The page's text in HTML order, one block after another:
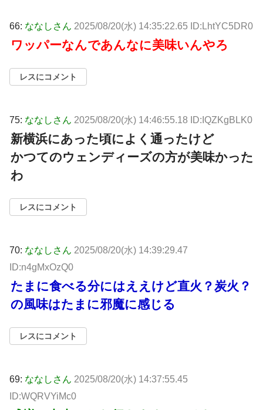
66: ななしさん 2025/08/20(水) 14:35:22.65 ID:LhtYC5DR0
ワッパーなんであんなに美味いんやろ
レスにコメント
75: ななしさん 2025/08/20(水) 14:46:55.18 ID:IQZKgBLK0
新横浜にあった頃によく通ったけど
かつてのウェンディーズの方が美味かった
わ
レスにコメント
70: ななしさん 2025/08/20(水) 14:39:29.47
ID:n4gMxOzQ0
たまに食べる分にはええけど直火？炭火？
の風味はたまに邪魔に感じる
レスにコメント
69: ななしさん 2025/08/20(水) 14:37:55.45
ID:WQRVYiMc0